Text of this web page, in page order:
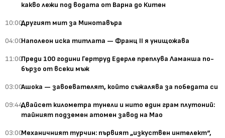
какво лежи под водата от Варна до Китен
10:00Другият мит за Минотавъра
04:00Наполеон иска титлата — Франц II я унищожава
11:00Преди 100 години Гертруд Едерле преплува Ламанша по-
бързо от всеки мъж
03:00Ашока — завоевателят, който съжалява за победата си
09:44Двайсет километра тунели и нито един грам плутоний:
тайният подземен атомен завод на Мао
03:00Механичният турчин: първият „изкуствен интелект“,